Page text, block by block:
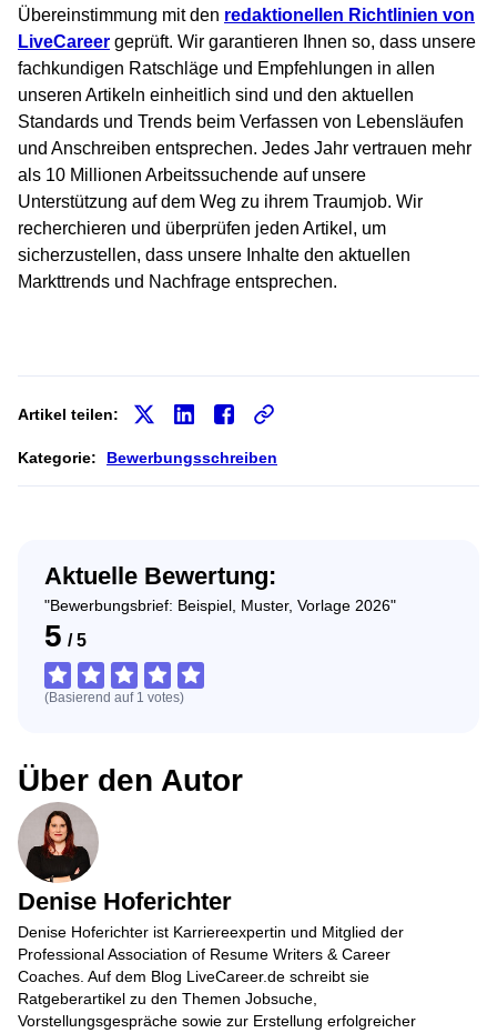
Übereinstimmung mit den redaktionellen Richtlinien von
LiveCareer geprüft. Wir garantieren Ihnen so, dass unsere
fachkundigen Ratschläge und Empfehlungen in allen
unseren Artikeln einheitlich sind und den aktuellen
Standards und Trends beim Verfassen von Lebensläufen
und Anschreiben entsprechen. Jedes Jahr vertrauen mehr
als 10 Millionen Arbeitssuchende auf unsere
Unterstützung auf dem Weg zu ihrem Traumjob. Wir
recherchieren und überprüfen jeden Artikel, um
sicherzustellen, dass unsere Inhalte den aktuellen
Markttrends und Nachfrage entsprechen.
Artikel teilen:
Kategorie: Bewerbungsschreiben
Aktuelle Bewertung:
"Bewerbungsbrief: Beispiel, Muster, Vorlage 2026"
5 / 5
(Basierend auf 1 votes)
Über den Autor
Denise Hoferichter
Denise Hoferichter ist Karriereexpertin und Mitglied der
Professional Association of Resume Writers & Career
Coaches. Auf dem Blog LiveCareer.de schreibt sie
Ratgeberartikel zu den Themen Jobsuche,
Vorstellungsgespräche sowie zur Erstellung erfolgreicher